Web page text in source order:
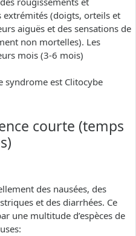
extrémités (doigts, orteils et
aiguës et des sensations de
non mortelles). Les
mois (3-6 mois)
syndrome est Clitocybe
courte (temps
des nausées, des
et des diarrhées. Ce
une multitude d’espèces de